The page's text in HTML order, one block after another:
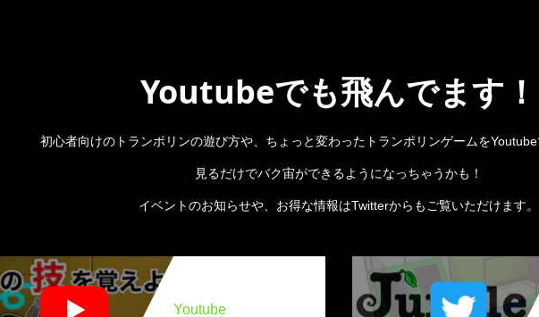
Youtubeでも飛んでます！
初心者向けのトランポリンの遊び方や、ちょっと変わったトランポリンゲームを
見るだけでバク宙ができるようになっちゃうかも！
イベントのお知らせや、お得な情報はTwitterからもご覧いただけます。
Youtube